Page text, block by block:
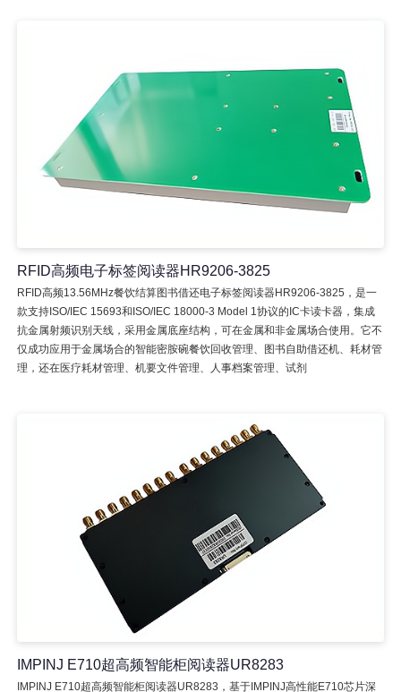
RFID高频电子标签阅读器HR9206-3825
RFID高频13.56MHz餐饮结算图书借还电子标签阅读器HR9206-3825，是一
款支持ISO/IEC 15693和ISO/IEC 18000-3 Model 1协议的IC卡读卡器，集成
抗金属射频识别天线，采用金属底座结构，可在金属和非金属场合使用。它不
仅成功应用于金属场合的智能密胺碗餐饮回收管理、图书自助借还机、耗材管
理，还在医疗耗材管理、机要文件管理、人事档案管理、试剂
IMPINJ E710超高频智能柜阅读器UR8283
IMPINJ E710超高频智能柜阅读器UR8283，基于IMPINJ高性能E710芯片深